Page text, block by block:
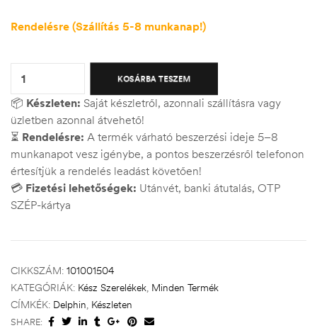
Rendelésre (Szállítás 5-8 munkanap!)
KOSÁRBA TESZEM
📦 Készleten: Saját készletről, azonnali szállításra vagy
üzletben azonnal átvehető!
⏳ Rendelésre: A termék várható beszerzési ideje 5–8
munkanapot vesz igénybe, a pontos beszerzésről telefonon
értesítjük a rendelés leadást követően!
💳 Fizetési lehetőségek: Utánvét, banki átutalás, OTP
SZÉP-kártya
CIKKSZÁM: 101001504
KATEGÓRIÁK: Kész Szerelékek, Minden Termék
CÍMKÉK: Delphin, Készleten
SHARE: